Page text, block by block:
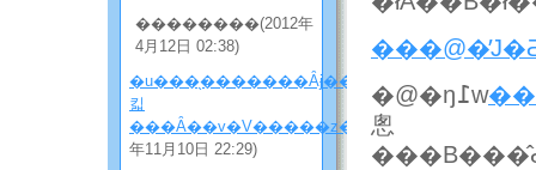
��������(2012年
4月12日 02:38)
�u���̖�������Ȃɉ����
킯
���Ȃ��v�V�����z���̂Q
年11月10日 22:29)
�@�ŋ߁w
悤